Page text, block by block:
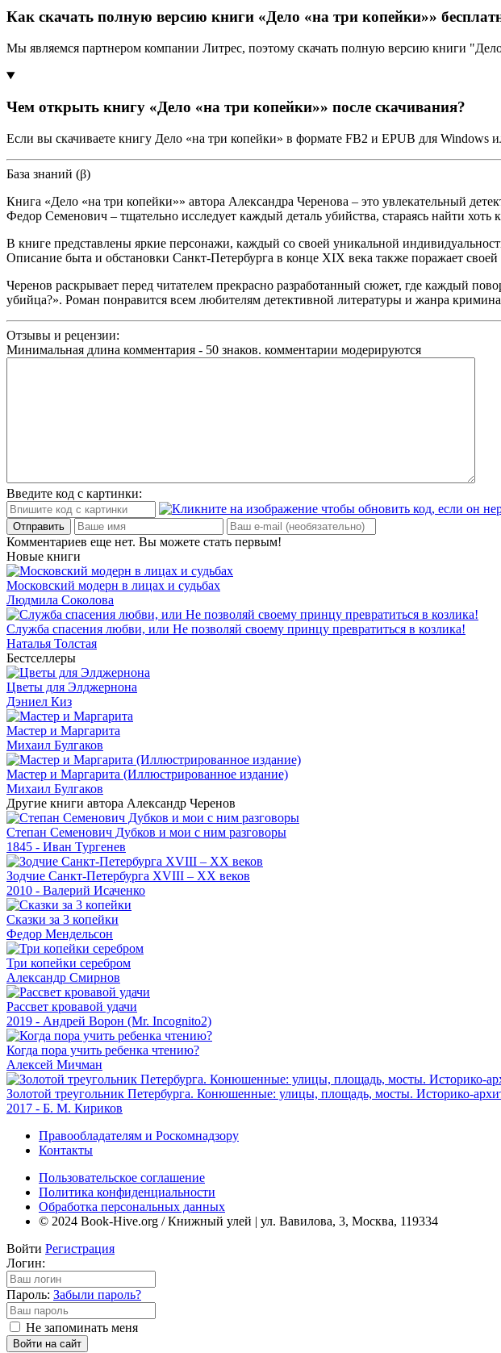
Как скачать полную версию книги «Дело «на три копейки»»
Мы являемся партнером компании Литрес, поэтому скачать полную версию книги
Чем открыть книгу «Дело «на три копейки»» после скачивания?
Если вы скачиваете книгу Дело «на три копейки» в формате FB2 и EPUB для Windows
База знаний (β)
Книга «Дело «на три копейки»» автора Александра Черенова – это увлекательный
Федор Семенович – тщательно исследует каждый деталь убийства, стараясь найти
В книге представлены яркие персонажи, каждый со своей уникальной
Описание быта и обстановки Санкт-Петербурга в конце XIX века также поражает
Черенов раскрывает перед читателем прекрасно разработанный сюжет, где каждый
убийца?». Роман понравится всем любителям детективной литературы и жанра
Отзывы и рецензии:
Минимальная длина комментария - 50 знаков. комментарии модерируются
Введите код с картинки:
Отправить
Комментариев еще нет. Вы можете стать первым!
Новые книги
Московский модерн в лицах и судьбах
Людмила Соколова
Служба спасения любви, или Не позволяй своему принцу превратиться в козлика!
Наталья Толстая
Бестселлеры
Цветы для Элджернона
Дэниел Киз
Мастер и Маргарита
Михаил Булгаков
Мастер и Маргарита (Иллюстрированное издание)
Михаил Булгаков
Другие книги автора Александр Черенов
Степан Семенович Дубков и мои с ним разговоры
1845 - Иван Тургенев
Зодчие Санкт-Петербурга XVIII – XX веков
2010 - Валерий Исаченко
Сказки за 3 копейки
Федор Мендельсон
Три копейки серебром
Александр Смирнов
Рассвет кровавой удачи
2019 - Андрей Ворон (Mr. Incognito2)
Когда пора учить ребенка чтению?
Алексей Мичман
Золотой треугольник Петербурга. Конюшенные: улицы, площадь, мосты. Историко-
2017 - Б. М. Кириков
Правообладателям и Роскомнадзору
Контакты
Пользовательское соглашение
Политика конфиденциальности
Обработка персональных данных
© 2024 Book-Hive.org / Книжный улей | ул. Вавилова, 3, Москва, 119334
Войти Регистрация
Логин:
Пароль: Забыли пароль?
Не запоминать меня
Войти на сайт